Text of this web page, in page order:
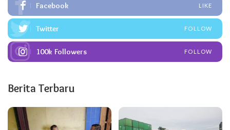
Facebook LIKE
Twitter FOLLOW
100k Followers FOLLOW
Berita Terbaru